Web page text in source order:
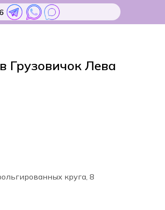
Грузовичок Лева
круга, 8